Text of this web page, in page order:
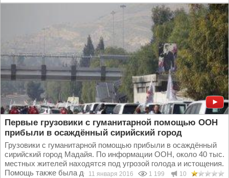
Первые грузовики с гуманитарной помощью ООН
прибыли в осаждённый сирийский город
Грузовики с гуманитарной помощью прибыли в осаждённый
сирийский город Мадайя. По информации ООН, около 40 тыс.
местных жителей находятся под угрозой голода и истощения.
Помощь также была доставлена в...
11 января 2016 1 199 10